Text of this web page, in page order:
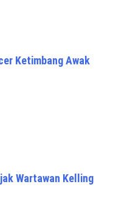
Ketimbang Awak
Wartawan Kelling